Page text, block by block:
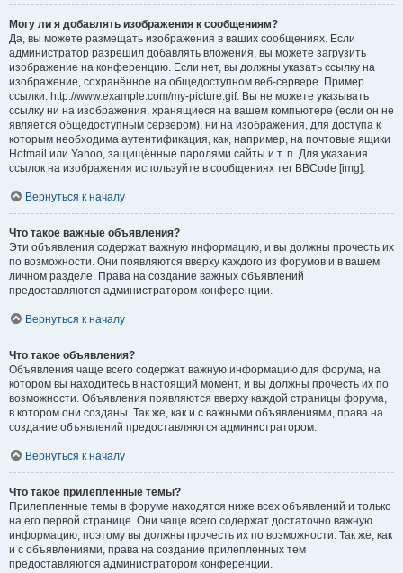
Могу ли я добавлять изображения к сообщениям?
Да, вы можете размещать изображения в ваших сообщениях. Если
администратор разрешил добавлять вложения, вы можете загрузить
изображение на конференцию. Если нет, вы должны указать ссылку на
изображение, сохранённое на общедоступном веб-сервере. Пример
ссылки: http://www.example.com/my-picture.gif. Вы не можете указывать
ссылку ни на изображения, хранящиеся на вашем компьютере (если он не
является общедоступным сервером), ни на изображения, для доступа к
которым необходима аутентификация, как, например, на почтовые ящики
Hotmail или Yahoo, защищённые паролями сайты и т. п. Для указания
ссылок на изображения используйте в сообщениях тег BBCode [img].
Вернуться к началу
Что такое важные объявления?
Эти объявления содержат важную информацию, и вы должны прочесть их
по возможности. Они появляются вверху каждого из форумов и в вашем
личном разделе. Права на создание важных объявлений
предоставляются администратором конференции.
Вернуться к началу
Что такое объявления?
Объявления чаще всего содержат важную информацию для форума, на
котором вы находитесь в настоящий момент, и вы должны прочесть их по
возможности. Объявления появляются вверху каждой страницы форума,
в котором они созданы. Так же, как и с важными объявлениями, права на
создание объявлений предоставляются администратором.
Вернуться к началу
Что такое прилепленные темы?
Прилепленные темы в форуме находятся ниже всех объявлений и только
на его первой странице. Они чаще всего содержат достаточно важную
информацию, поэтому вы должны прочесть их по возможности. Так же, как
и с объявлениями, права на создание прилепленных тем
предоставляются администратором конференции.